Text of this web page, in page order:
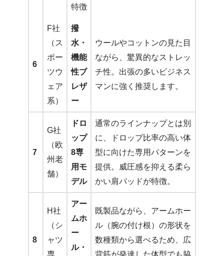
特徴
6
F社
（ス
ポー
ツウ
ェア
系）
撥
水・
機能
性ブ
レザ
ー
ウールやコットンの見た目
ながら、驚異的なストレッ
チ性。出張の多いビジネス
マンに強く推奨します。
7
G社
（欧
州老
舗）
ドロ
ップ
8専
用モ
デル
通常のラインナップとは別
に、ドロップ比率の高い体
型に向けた専用パターンを
提供。威圧感を抑える柔ら
かい肩パッドが特徴。
8
H社
（シ
ャツ
専
アー
ムホ
ー
ル・
既製品ながら、アームホー
ル（腕の付け根）の形状を
数種類から選べるため、広
背筋が発達した体型でも脇